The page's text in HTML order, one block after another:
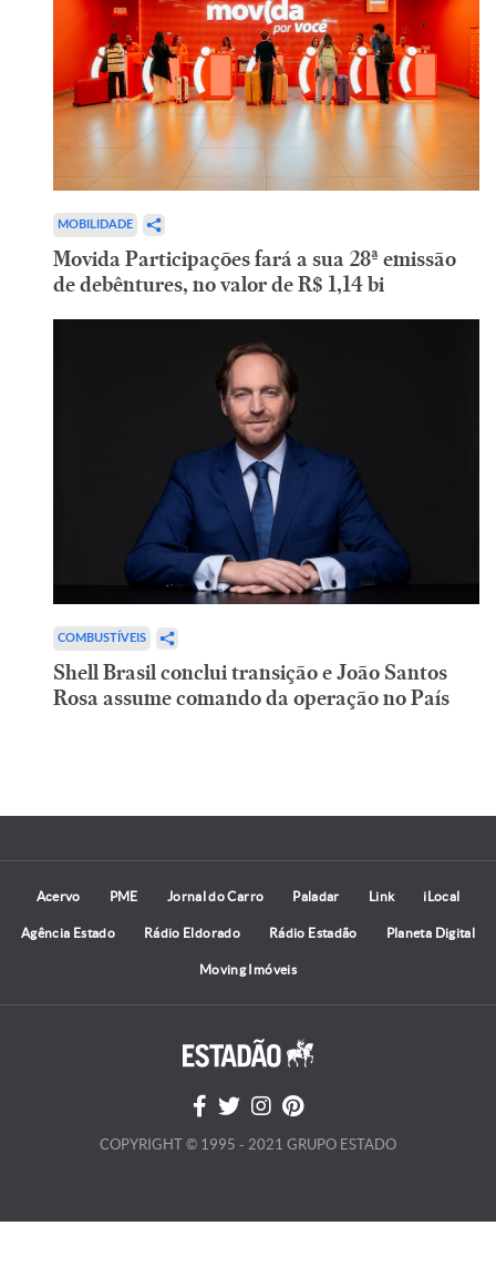
MOBILIDADE
Movida Participações fará a sua 28ª emissão
de debêntures, no valor de R$ 1,14 bi
COMBUSTÍVEIS
Shell Brasil conclui transição e João Santos
Rosa assume comando da operação no País
Acervo PME Jornal do Carro Paladar Link iLocal
Agência Estado Rádio Eldorado Rádio Estadão Planeta Digital
Moving Imóveis
COPYRIGHT © 1995 - 2021 GRUPO ESTADO